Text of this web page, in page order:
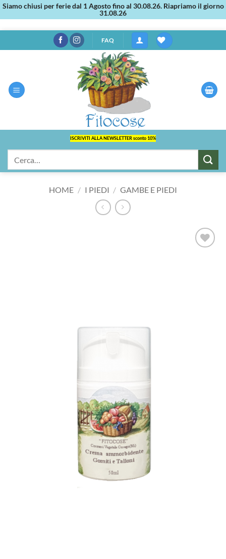
Siamo chiusi per ferie dal 1 Agosto fino al 30.08.26. Riapriamo il giorno
31.08.26
ai
FAQ
ISCRIVITI ALLA NEWSLETTER sconto 10%
HOME / I PIEDI / GAMBE E PIEDI